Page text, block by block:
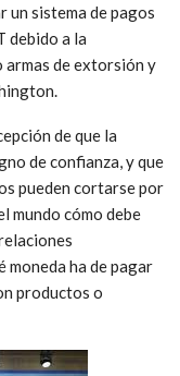
un sistema de pagos
debido a la
armas de extorsión y
de que la
de confianza, y que
pueden cortarse por
mundo cómo debe
moneda ha de pagar
productos o